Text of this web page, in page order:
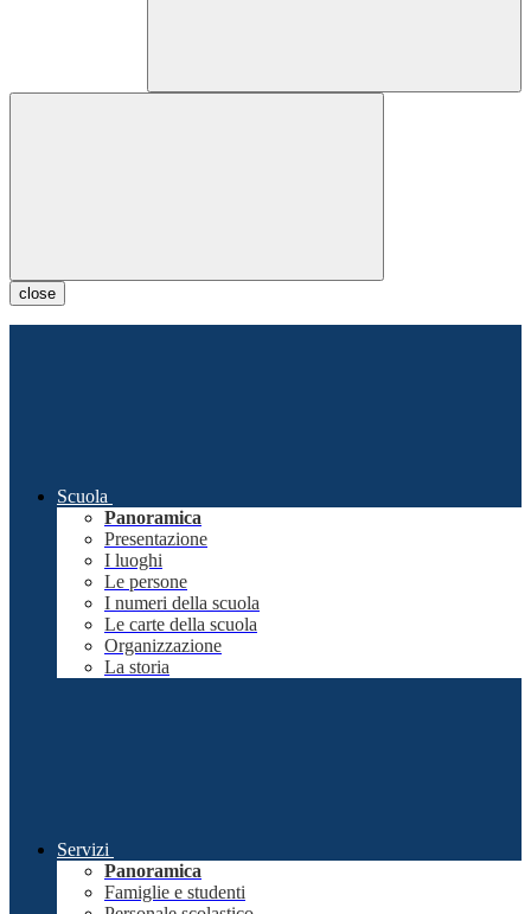
close
Scuola
Panoramica
Presentazione
I luoghi
Le persone
I numeri della scuola
Le carte della scuola
Organizzazione
La storia
Servizi
Panoramica
Famiglie e studenti